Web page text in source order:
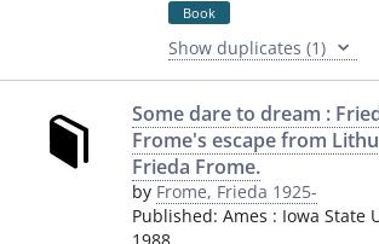
Book
Show duplicates (1)
Some dare to dream :
Frome's escape from
Frieda Frome.
by Frome, Frieda 1925-
Published: Ames : Iowa State